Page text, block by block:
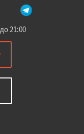
21:00